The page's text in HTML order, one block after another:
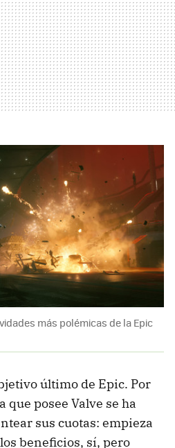
más polémicas de la Epic
último de Epic. Por
posee Valve se ha
sus cuotas: empieza
beneficios, sí, pero